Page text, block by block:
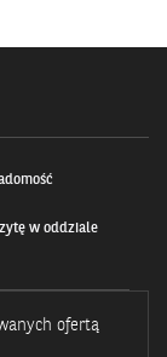
w oddziale
ofertą